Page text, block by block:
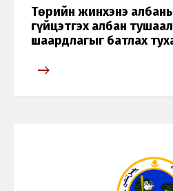
Төрийн жинхэнэ
гүйцэтгэх албан
шаардлагыг батлах